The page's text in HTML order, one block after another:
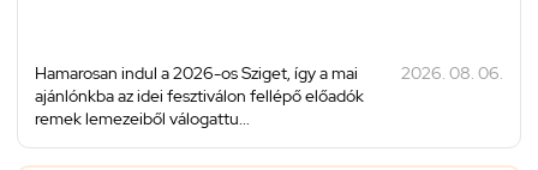
Hamarosan indul a 2026-os Sziget, így a mai
ajánlónkba az idei fesztiválon fellépő előadók
remek lemezeiből válogattu...
2026. 08. 06.